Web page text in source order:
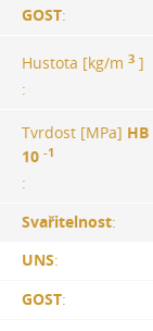
GOST:
Hustota [kg/m 3 ]
:
Tvrdost [MPa] HB
10 -1
:
Svařitelnost:
UNS:
GOST: